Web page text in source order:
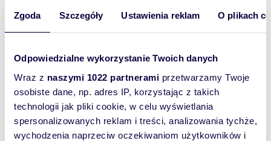
Zgoda Szczegóły Ustawienia reklam O plikach
Odpowiedzialne wykorzystanie Twoich danych
Wraz z naszymi 1022 partnerami przetwarzamy Twoje
osobiste dane, np. adres IP, korzystając z takich
technologii jak pliki cookie, w celu wyświetlania
spersonalizowanych reklam i treści, analizowania tychże,
wychodzenia naprzeciw oczekiwaniom użytkowników i
6 3 63,11 m 2 618 478 zł
7 62,55 m